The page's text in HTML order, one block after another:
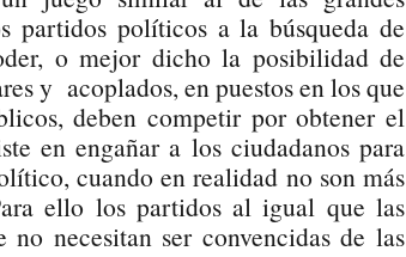
partidos políticos a la búsqueda de
o mejor dicho la posibilidad de
y acoplados, en puestos en los que
deben competir por obtener el
en engañar a los ciudadanos para
cuando en realidad no son más
ello los partidos al igual que las
no necesitan ser convencidas de las